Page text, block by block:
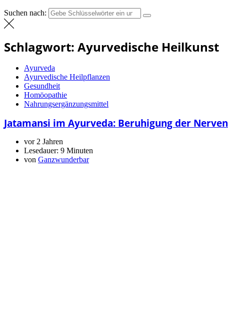
Suchen nach:
Schlagwort: Ayurvedische Heilkunst
Ayurveda
Ayurvedische Heilpflanzen
Gesundheit
Homöopathie
Nahrungsergänzungsmittel
Jatamansi im Ayurveda: Beruhigung der Nerven
vor 2 Jahren
Lesedauer: 9 Minuten
von Ganzwunderbar